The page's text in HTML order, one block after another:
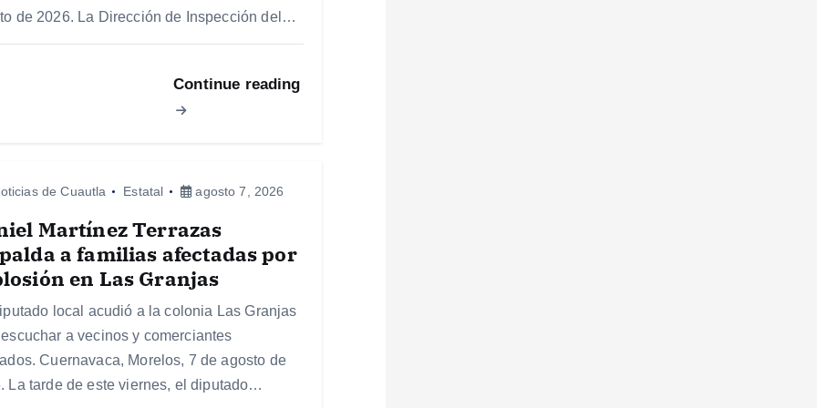
de 2026. La Dirección de Inspección del…
Continue reading
de Cuautla Estatal agosto 7, 2026
Martínez Terrazas
a familias afectadas por
en Las Granjas
local acudió a la colonia Las Granjas
a vecinos y comerciantes
Cuernavaca, Morelos, 7 de agosto de
La tarde de este viernes, el diputado…